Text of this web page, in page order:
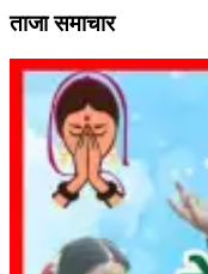
ताजा समाचार